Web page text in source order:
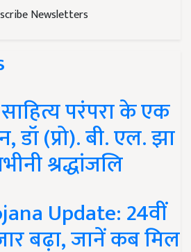
Newsletters
परंपरा के एक
(प्रो). बी. एल. झा
श्रद्धांजलि
Update: 24वीं
बढ़ा, जानें कब मिल